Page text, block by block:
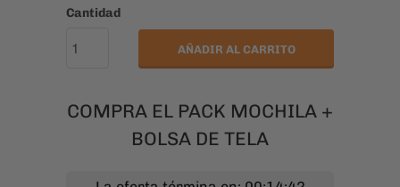
La oferta términa en: 00:14:41
COMPRAR 1
TE AHORRAS
$4,000